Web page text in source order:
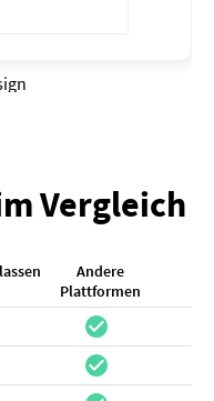
Vergleich
Andere
Plattformen
check_circle
check_circle